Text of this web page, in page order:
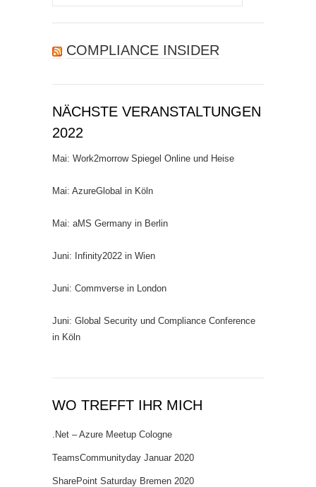
nach:
COMPLIANCE INSIDER
NÄCHSTE VERANSTALTUNGEN
2022
Mai: Work2morrow Spiegel Online und Heise
Mai: AzureGlobal in Köln
Mai: aMS Germany in Berlin
Juni: Infinity2022 in Wien
Juni: Commverse in London
Juni: Global Security und Compliance Conference
in Köln
WO TREFFT IHR MICH
.Net – Azure Meetup Cologne
TeamsCommunityday Januar 2020
SharePoint Saturday Bremen 2020